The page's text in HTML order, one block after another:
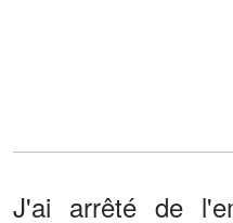
J'ai arrêté de